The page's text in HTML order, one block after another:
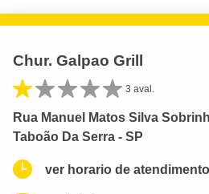
Chur. Galpao Grill
3 aval.
Rua Manuel Matos Silva
Taboão Da Serra - SP
ver horario de